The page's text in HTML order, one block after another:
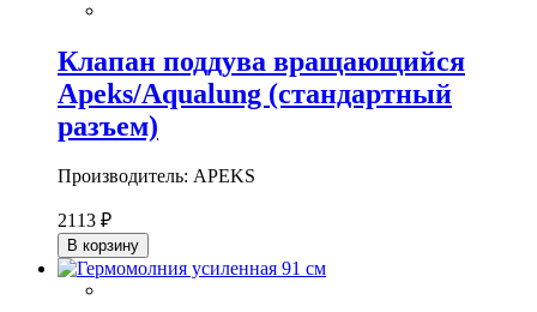
Клапан поддува вращающийся
Apeks/Aqualung (стандартный
разъем)
Производитель: APEKS
2113 ₽
В корзину